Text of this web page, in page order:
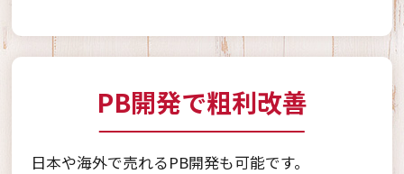
PB開発で粗利改善
日本や海外で売れるPB開発も可能です。